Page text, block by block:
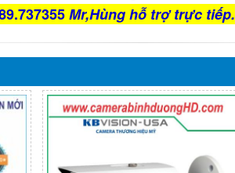
Mr,Hùng hỗ trợ trực tiếp.